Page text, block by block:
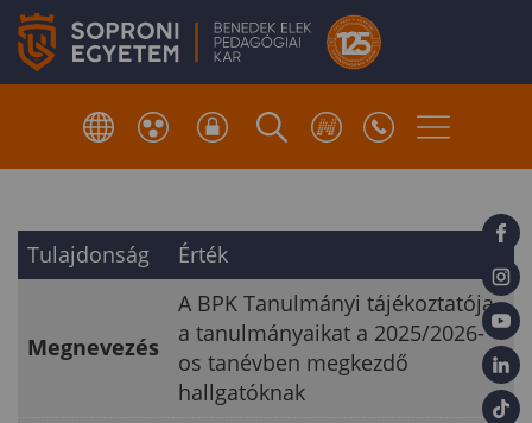
Tulajdonság Érték
Megnevezés
A BPK Tanulmányi tájékoztatója
a tanulmányaikat a 2025/2026-
os tanévben megkezdő
hallgatóknak